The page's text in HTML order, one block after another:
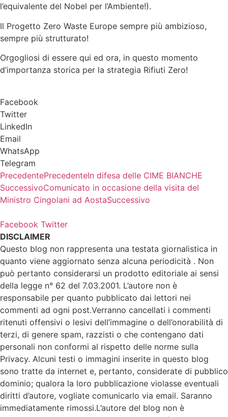
l’equivalente del Nobel per l’Ambiente!).
Il Progetto Zero Waste Europe sempre più ambizioso,
sempre più strutturato!
Orgogliosi di essere qui ed ora, in questo momento
d’importanza storica per la strategia Rifiuti Zero!
Facebook
Twitter
LinkedIn
Email
WhatsApp
Telegram
PrecedentePrecedenteIn difesa delle CIME BIANCHE
SuccessivoComunicato in occasione della visita del
Ministro Cingolani ad AostaSuccessivo
Facebook Twitter
DISCLAIMER
Questo blog non rappresenta una testata giornalistica in
quanto viene aggiornato senza alcuna periodicità . Non
può pertanto considerarsi un prodotto editoriale ai sensi
della legge n° 62 del 7.03.2001. L’autore non è
responsabile per quanto pubblicato dai lettori nei
commenti ad ogni post.Verranno cancellati i commenti
ritenuti offensivi o lesivi dell’immagine o dell’onorabilità di
terzi, di genere spam, razzisti o che contengano dati
personali non conformi al rispetto delle norme sulla
Privacy. Alcuni testi o immagini inserite in questo blog
sono tratte da internet e, pertanto, considerate di pubblico
dominio; qualora la loro pubblicazione violasse eventuali
diritti d’autore, vogliate comunicarlo via email. Saranno
immediatamente rimossi.L’autore del blog non è